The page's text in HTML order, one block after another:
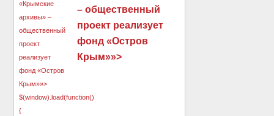
– общественный
проект реализует
фонд «Остров
Крым»»>